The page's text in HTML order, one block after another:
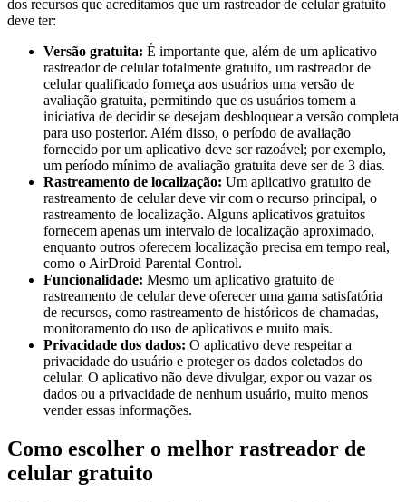
dos recursos que acreditamos que um rastreador de celular gratuito
deve ter:
Versão gratuita: É importante que, além de um aplicativo
rastreador de celular totalmente gratuito, um rastreador de
celular qualificado forneça aos usuários uma versão de
avaliação gratuita, permitindo que os usuários tomem a
iniciativa de decidir se desejam desbloquear a versão completa
para uso posterior. Além disso, o período de avaliação
fornecido por um aplicativo deve ser razoável; por exemplo,
um período mínimo de avaliação gratuita deve ser de 3 dias.
Rastreamento de localização: Um aplicativo gratuito de
rastreamento de celular deve vir com o recurso principal, o
rastreamento de localização. Alguns aplicativos gratuitos
fornecem apenas um intervalo de localização aproximado,
enquanto outros oferecem localização precisa em tempo real,
como o AirDroid Parental Control.
Funcionalidade: Mesmo um aplicativo gratuito de
rastreamento de celular deve oferecer uma gama satisfatória
de recursos, como rastreamento de históricos de chamadas,
monitoramento do uso de aplicativos e muito mais.
Privacidade dos dados: O aplicativo deve respeitar a
privacidade do usuário e proteger os dados coletados do
celular. O aplicativo não deve divulgar, expor ou vazar os
dados ou a privacidade de nenhum usuário, muito menos
vender essas informações.
Como escolher o melhor rastreador de
celular gratuito